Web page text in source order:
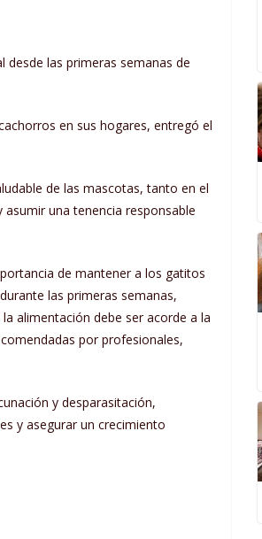
desde las primeras semanas de
en sus hogares, entregó el
de las mascotas, tanto en el
una tenencia responsable
de mantener a los gatitos
las primeras semanas,
alimentación debe ser acorde a la
por profesionales,
y desparasitación,
y asegurar un crecimiento